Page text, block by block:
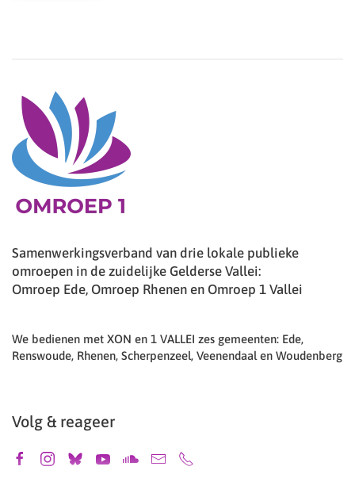
Samenwerkingsverband van drie lokale publieke
omroepen in de zuidelijke Gelderse Vallei:
Omroep Ede, Omroep Rhenen en Omroep 1 Vallei
We bedienen met XON en 1 VALLEI zes gemeenten: Ede,
Renswoude, Rhenen, Scherpenzeel, Veenendaal en Woudenberg
Volg & reageer